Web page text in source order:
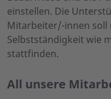
einstellen. Die
Mitarbeiter/-innen soll
Selbstständigkeit wie
stattfinden.
All unsere